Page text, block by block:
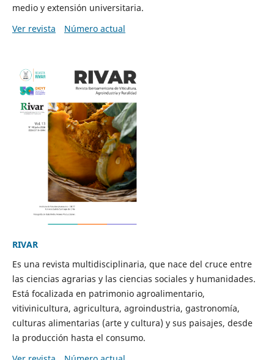
medio y extensión universitaria.
Ver revista
Número actual
RIVAR
Es una revista multidisciplinaria, que nace del cruce entre
las ciencias agrarias y las ciencias sociales y humanidades.
Está focalizada en patrimonio agroalimentario,
vitivinicultura, agricultura, agroindustria, gastronomía,
culturas alimentarias (arte y cultura) y sus paisajes, desde
la producción hasta el consumo.